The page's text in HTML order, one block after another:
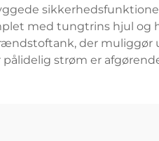
med tungtrins hjul og
der muliggør
strøm er